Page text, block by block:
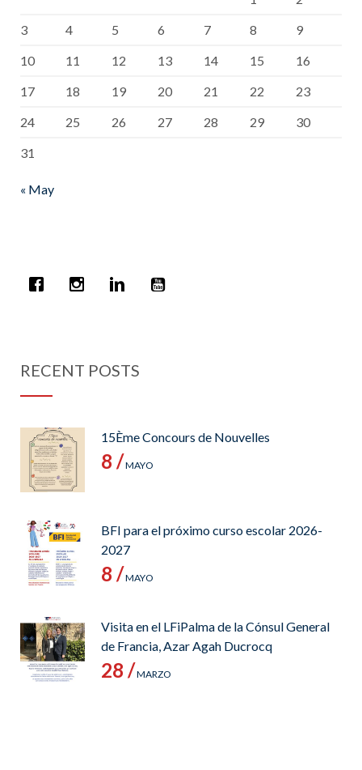
3
4 5 6 7 8
9
10
11 12 13 14 15
16
17
18 19 20 21 22
23
24
25 26 27 28 29
30
31
« May
RECENT POSTS
15Ème Concours de Nouvelles
8 /MAYO
BFI para el próximo curso escolar 2026-
2027
8 /MAYO
Visita en el LFiPalma de la Cónsul General
de Francia, Azar Agah Ducrocq
28 /MARZO